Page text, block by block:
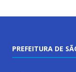
PREFEITURA DE